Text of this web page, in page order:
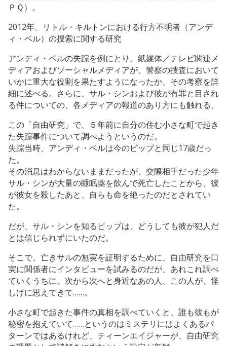
ＰＱ）。
2012年、リトル・キルトンにおける行方不明者（アンデ
ィ・ベル）の捜索に関する研究
アンディ・ベルの失踪を例にとり、紙媒体／テレビ関連メ
ディアおよびソーシャルメディアが、警察の捜査において
いかに重大な役割を果たすようになったか、その考察を詳
細に述べる。さらに、サル・シンおよび彼が有罪と目され
る件についての、各メディアの報道のあり方にも触れる。
この「自由研究」で、５年前に自分の住む小さな町で起き
た失踪事件について調べようというのだ。
失踪当時、アンディ・ベルは今のピップと同じ17歳だっ
た。
その消息はわからないままだったが、交際相手だった少年
サル・シンが大量の睡眠薬を飲んで死亡したことから、彼
が彼女を殺したあと、自らも命を絶ったのだとされてい
た。
だが、サル・シンを知るピップは、どうしても彼が犯人だ
とは信じられずにいたのだ。
そこで、亡きサルの無実を証明するために、自由研究を口
実に関係者にインタビューを試みるのだが、あれこれ調べ
ていくうちに、次から次へと身近なあの人、この人が、怪
しげに思えてきて……。
小さな町で起きた事件の真相を調べていくと、誰も彼もが
秘密を抱えていて……というのはミステリにはよくあるパ
ターンではあるけれど、ティーンエイジャーが、自由研究